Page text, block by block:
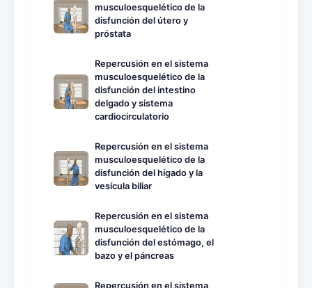
musculoesquelético de la
disfunción del útero y
próstata
Repercusión en el sistema
musculoesquelético de la
disfunción del intestino
delgado y sistema
cardiocirculatorio
Repercusión en el sistema
musculoesquelético de la
disfunción del hígado y la
vesícula biliar
Repercusión en el sistema
musculoesquelético de la
disfunción del estómago, el
bazo y el páncreas
Repercusión en el sistema